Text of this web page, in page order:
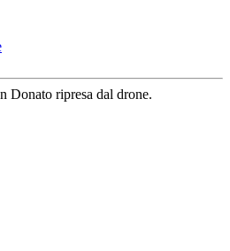
Donato ripresa dal drone.